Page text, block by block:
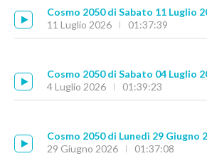
Cosmo 2050 di Sabato 11 Luglio
11 Luglio 2026
01:37:39
Cosmo 2050 di Sabato 04 Luglio
4 Luglio 2026
01:39:23
Cosmo 2050 di Lunedì 29 Giugno
29 Giugno 2026
01:37:08